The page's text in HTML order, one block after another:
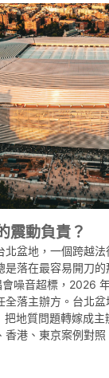
震動負責？
北盆地，一個跨越
落在最容易開刀的
噪音超標，2026
全落主辦方。台北
地質問題轉嫁成
香港、東京案例對